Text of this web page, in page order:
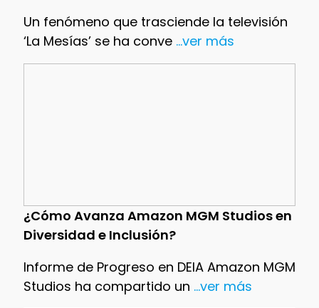
Un fenómeno que trasciende la televisión
‘La Mesías’ se ha conve...ver más
¿Cómo Avanza Amazon MGM Studios en
Diversidad e Inclusión?
Informe de Progreso en DEIA Amazon MGM
Studios ha compartido un ...ver más